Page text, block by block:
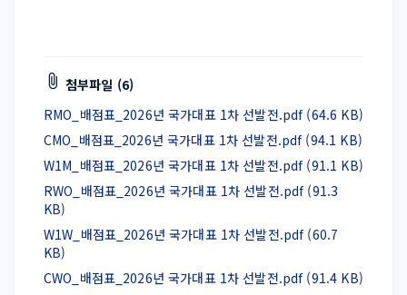
첨부파일 (6)
RMO_배점표_2026년 국가대표 1차 선발전.pdf (64.6 KB)
CMO_배점표_2026년 국가대표 1차 선발전.pdf (94.1 KB)
W1M_배점표_2026년 국가대표 1차 선발전.pdf (91.1 KB)
RWO_배점표_2026년 국가대표 1차 선발전.pdf (91.3
KB)
W1W_배점표_2026년 국가대표 1차 선발전.pdf (60.7
KB)
CWO_배점표_2026년 국가대표 1차 선발전.pdf (91.4 KB)